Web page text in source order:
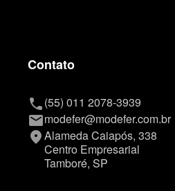
Contato
phone(55) 011 2078-3939
mailmodefer@modefer.com.br
placeAlameda Caiapós, 338
Centro Empresarial
Tamboré, SP